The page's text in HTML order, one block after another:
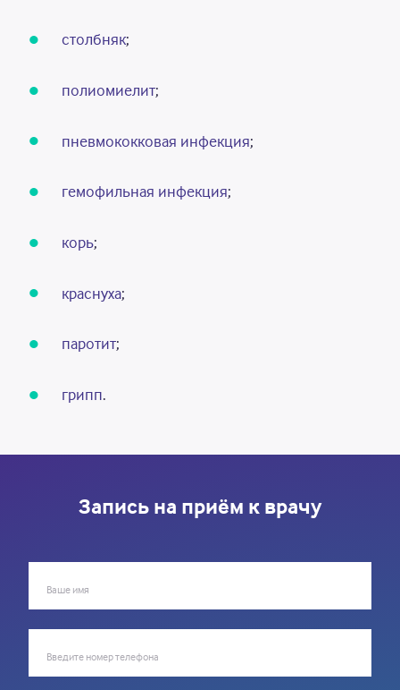
столбняк;
полиомиелит;
пневмококковая инфекция;
гемофильная инфекция;
корь;
краснуха;
паротит;
грипп.
Запись на приём к врачу
Ваше имя
Введите номер телефона